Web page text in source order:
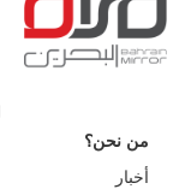
من نحن؟
أخبار